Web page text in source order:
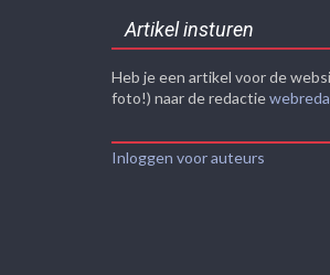
Artikel insturen
Heb je een artikel voor de
foto!) naar de redactie
Inloggen voor auteurs